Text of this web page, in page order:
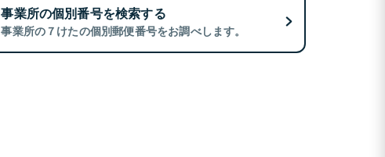
事業所の個別番号を検索する
事業所の７けたの個別郵便番号をお調べします。